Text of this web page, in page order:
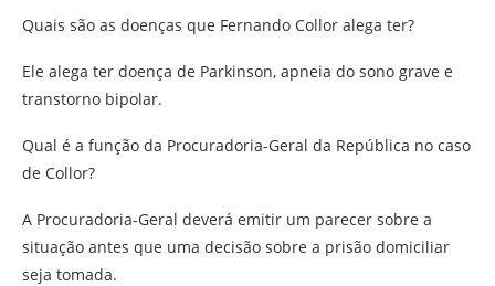
Quais são as doenças que Fernando Collor alega ter?
Ele alega ter doença de Parkinson, apneia do sono grave e
transtorno bipolar.
Qual é a função da Procuradoria-Geral da República no caso
de Collor?
A Procuradoria-Geral deverá emitir um parecer sobre a
situação antes que uma decisão sobre a prisão domiciliar
seja tomada.